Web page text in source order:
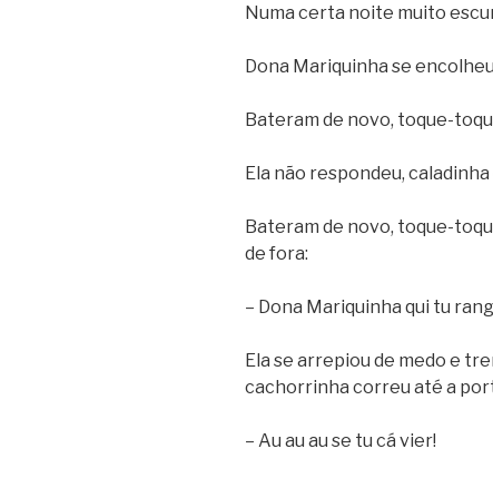
Numa certa noite muito
Dona Mariquinha se
Bateram de novo, toque-
Ela não respondeu, caladinha
Bateram de novo, toque-
de fora:
– Dona Mariquinha qui tu
Ela se arrepiou de medo e
cachorrinha correu até a
– Au au au se tu cá vier!